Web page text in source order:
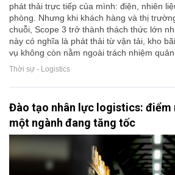
phát thải trực tiếp của mình: điện, nhiên
phòng. Nhưng khi khách hàng và thị
chuỗi, Scope 3 trở thành thách thức lớn
này có nghĩa là phát thải từ vận tải, kho
vụ không còn nằm ngoài trách nhiệm
Thời sự - Logistics
Đào tạo nhân lực logistics: điểm
một ngành đang tăng tốc